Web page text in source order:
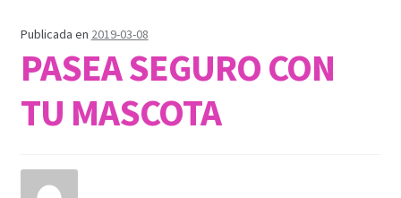
Publicada en 2019-03-08
PASEA SEGURO CON
TU MASCOTA